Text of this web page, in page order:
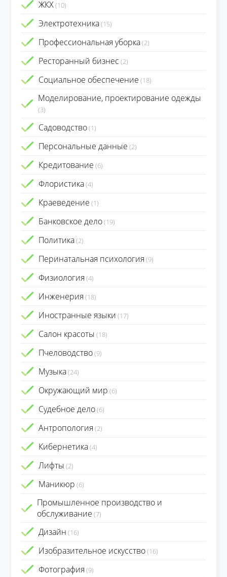
ЖКХ(10)
Электротехника(15)
Профессиональная уборка(2)
Ресторанный бизнес (2)
Социальное обеспечение (18)
Моделирование, проектирование одежды
(3)
Садоводство(1)
Персональные данные (2)
Кредитование (6)
Флористика(4)
Краеведение (1)
Банковское дело(19)
Политика(2)
Перинатальная психология (9)
Физиология (4)
Инженерия (18)
Иностранные языки (17)
Салон красоты (18)
Пчеловодство(9)
Музыка(24)
Окружающий мир (6)
Судебное дело(6)
Антропология (2)
Кибернетика(4)
Лифты (2)
Маникюр (6)
Промышленное производство и
обслуживание (7)
Дизайн (16)
Изобразительное искусство(16)
Фотография (9)